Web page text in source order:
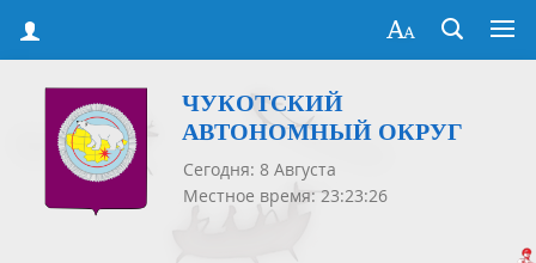
ЧУКОТСКИЙ
АВТОНОМНЫЙ ОКРУГ
Сегодня: 8 Августа
Местное время: 23:23:27